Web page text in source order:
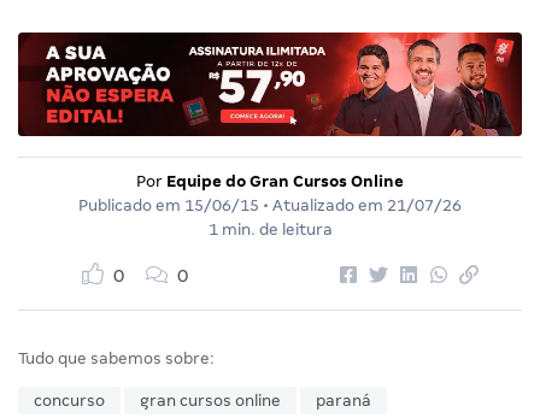
Por Equipe do Gran Cursos Online
Publicado em 15/06/15 • Atualizado em 21/07/26
1 min. de leitura
0 0
Tudo que sabemos sobre:
concurso gran cursos online paraná